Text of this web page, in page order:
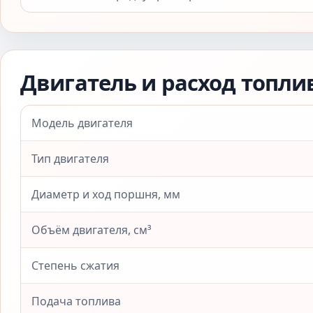
Двигатель и расход
Модель двигателя
Тип двигателя
Диаметр и ход поршня, мм
Объём двигателя, см³
Степень сжатия
Подача топлива